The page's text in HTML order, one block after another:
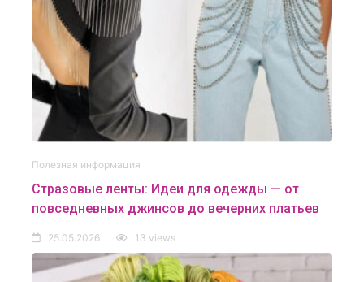
Полезная информация
Стразовые ленты: Идеи для одежды — от
повседневных джинсов до вечерних платьев
25.05.2026 13 views